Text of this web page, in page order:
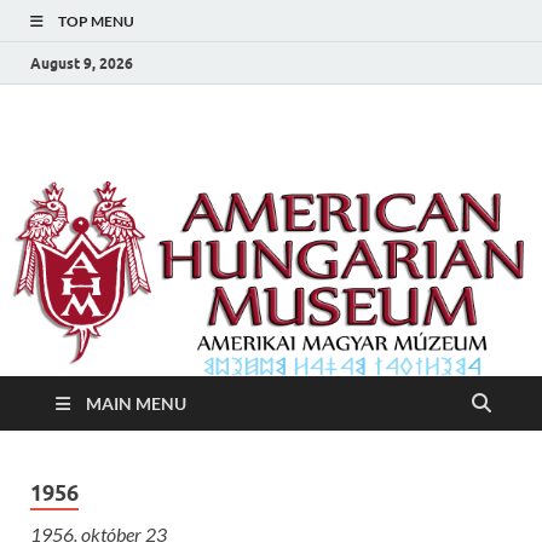
TOP MENU
August 9, 2026
Amerikai Magyar
Múzeum
MAIN MENU
1956
1956. október 23